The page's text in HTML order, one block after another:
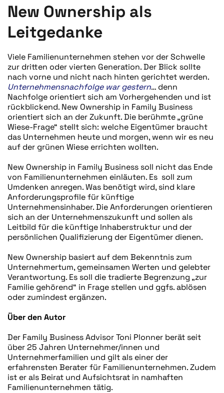
New Ownership als
Leitgedanke
Viele Familienunternehmen stehen vor der Schwelle
zur dritten oder vierten Generation. Der Blick sollte
nach vorne und nicht nach hinten gerichtet werden.
Unternehmensnachfolge war gestern… denn
Nachfolge orientiert sich am Vorhergehenden und ist
rückblickend. New Ownership in Family Business
orientiert sich an der Zukunft. Die berühmte „grüne
Wiese-Frage“ stellt sich: welche Eigentümer braucht
das Unternehmen heute und morgen, wenn wir es neu
auf der grünen Wiese errichten wollten.
New Ownership in Family Business soll nicht das Ende
von Familienunternehmen einläuten. Es soll zum
Umdenken anregen. Was benötigt wird, sind klare
Anforderungsprofile für künftige
Unternehmensinhaber. Die Anforderungen orientieren
sich an der Unternehmenszukunft und sollen als
Leitbild für die künftige Inhaberstruktur und der
persönlichen Qualifizierung der Eigentümer dienen.
New Ownership basiert auf dem Bekenntnis zum
Unternehmertum, gemeinsamen Werten und gelebter
Verantwortung. Es soll die tradierte Begrenzung „zur
Familie gehörend“ in Frage stellen und ggfs. ablösen
oder zumindest ergänzen.
Über den Autor
Der Family Business Advisor Toni Plonner berät seit
über 25 Jahren Unternehmer/innen und
Unternehmerfamilien und gilt als einer der
erfahrensten Berater für Familienunternehmen. Zudem
ist er als Beirat und Aufsichtsrat in namhaften
Familienunternehmen tätig.